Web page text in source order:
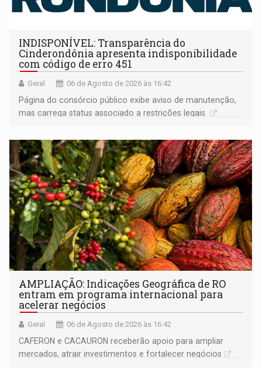
INDISPONÍVEL: Transparência do
Cinderondônia apresenta indisponibilidade
com código de erro 451
Geral 06 de Agosto de 2026 às 16:42
Página do consórcio público exibe aviso de manutenção,
mas carrega status associado a restrições legais
AMPLIAÇÃO: Indicações Geográfica de RO
entram em programa internacional para
acelerar negócios
Geral 06 de Agosto de 2026 às 16:42
CAFERON e CACAURON receberão apoio para ampliar
mercados, atrair investimentos e fortalecer negócios